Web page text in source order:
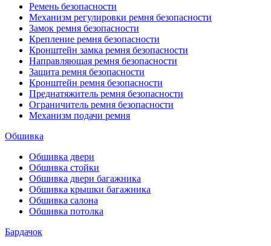
Ремень безопасности
Механизм регулировки ремня безопасности
Замок ремня безопасности
Крепление ремня безопасности
Кронштейн замка ремня безопасности
Направляющая ремня безопасности
Защита ремня безопасности
Кронштейн ремня безопасности
Преднатяжитель ремня безопасности
Ограничитель ремня безопасности
Механизм подачи ремня
Обшивка
Обшивка двери
Обшивка стойки
Обшивка двери багажника
Обшивка крышки багажника
Обшивка салона
Обшивка потолка
Бардачок